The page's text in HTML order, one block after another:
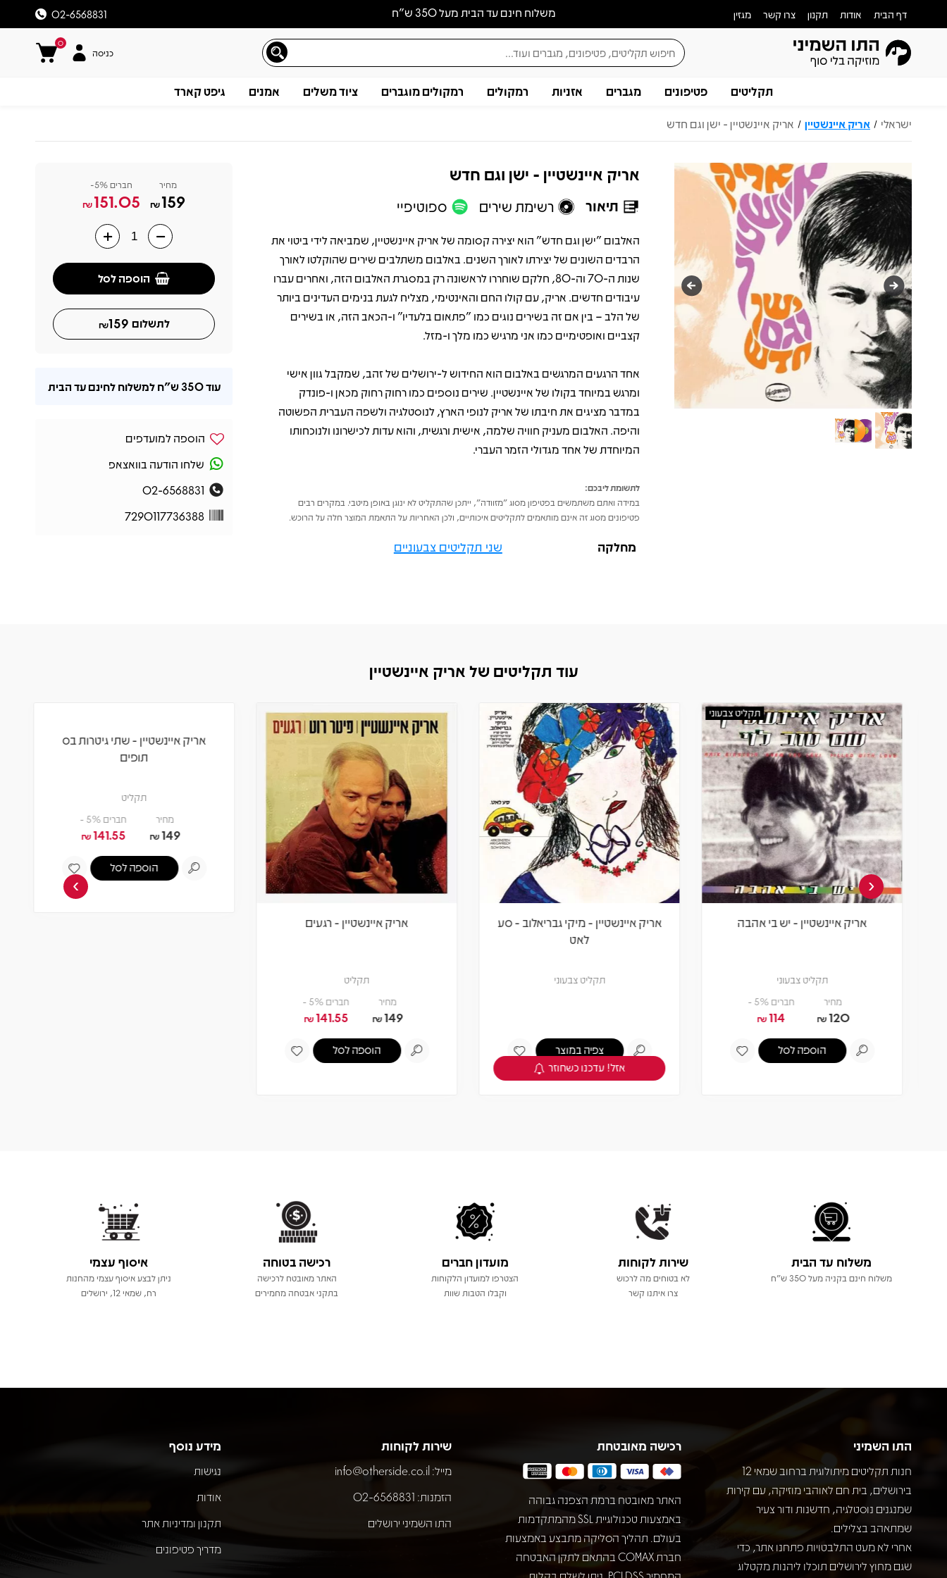
משלוח חינם עד הבית מעל 350 ש״ח דף הבית אודות תקנון צרו קשר מגזין 02-6568831
0
כניסה
תקליטים פטיפונים מגברים אזניות רמקולים רמקולים מוגברים ציוד משלים אמנים גיפט קארד
ישראלי / אריק איינשטיין / אריק איינשטיין - ישן וגם חדש
אריק איינשטיין - ישן וגם חדש
תיאור רשימת שירים ספוטיפיי
תיאור
האלבום "ישן וגם חדש" הוא יצירה קסומה של אריק איינשטיין, שמביאה לידי ביטוי את
הרבדים השונים של יצירתו לאורך השנים. באלבום משתלבים שירים שהוקלטו לאורך
שנות ה-70 וה-80, חלקם שוחררו לראשונה רק במסגרת האלבום הזה, ואחרים עברו
עיבודים חדשים. אריק, עם קולו החם והאינטימי, מצליח לגעת בנימים העדינים ביותר
של הלב – בין אם זה בשירים נוגים כמו "פתאום בלעדיו" ו-הכאב הזה, או בשירים
קצביים ואופטימיים כמו אני מרגיש כמו מלך ו-מזל.
אחד הרגעים המרגשים באלבום הוא החידוש ל-ירושלים של זהב, שמקבל גוון אישי
ומרגש במיוחד בקולו של איינשטיין. שירים נוספים כמו רחוק רחוק מכאן ו-פונדק
במדבר מציגים את חיבתו של אריק לנופי הארץ, לנוסטלגיה ולשפה העברית הפשוטה
והיפה. האלבום מעניק חוויה שלמה, אישית ורגשית, והוא עדות לכישרונו ולנוכחותו
המיוחדת של אחד מגדולי הזמר העברי.
לתשומת ליבכם:
במידה ואתם משתמשים בפטיפון מסוג "מזוודה", ייתכן שהתקליט לא ינוגן באופן מיטבי. במקרים רבים
פטיפונים מסוג זה אינם מותאמים לתקליטים איכותיים, ולכן האחריות על התאמת המוצר חלה על הרוכש.
מחלקה שני תקליטים צבעוניים
מחיר
159
₪
חברים 5%-
151.05
₪
הוספה לסל
לתשלום 159
₪
עוד350 ש"ח למשלוח לחינם עד הבית
הוספה למועדפים
שלחו הודעה בוואצאפ
02-6568831
7290117736388
עוד תקליטים של אריק איינשטיין
אריק איינשטיין - יש בי אהבה
תקליט צבעוני
מחיר
120
₪
חברים 5% -
114
₪
הוספה לסל
תקליט צבעוני
אריק איינשטיין - מיקי גבריאלוב - סע
לאט
תקליט צבעוני
צפיה במוצר
אזל! עדכנו כשחוזר
אריק איינשטיין - רגעים
תקליט
מחיר
149
₪
חברים 5% -
141.55
₪
הוספה לסל
‹
›
משלוח עד הבית
משלוח חינם בקניה מעל 350 ש"ח
שירות לקוחות
לא בטוחים מה לרכוש
צרו איתנו קשר
מועדון חברים
הצטרפו למועדון הלקוחות
וקבלו הטבות שוות
רכישה בטוחה
האתר מאובטח לרכישה
בתקני אבטחה מחמירים
איסוף עצמי
ניתן לבצע איסוף עצמי מהחנות
רח, שמאי 12, ירושלים
התו השמיני
חנות תקליטים מיתולוגית ברחוב שמאי 12
בירושלים, בית חם לאוהבי מוזיקה, עם קירות
שמנגנים נוסטלגיה, חדשנות ודור צעיר
שמתאהב בצלילים.
אחרי לא מעט התלבטויות פתחנו אתר, כדי
שגם מחוץ לירושלים תוכלו ליהנות מקטלוג
רכישה מאובטחת
האתר מאובטח ברמת הצפנה גבוהה
באמצעות טכנולוגיית SSL מהמתקדמות
בעולם. תהליך הסליקה מתבצע באמצעות
חברת COMAX בהתאם לתקן האבטחה
שירות לקוחות
מייל: info@otherside.co.il
הזמנות: 02-6568831
התו השמיני ירושלים
מידע נוסף
נגישות
אודות
תקנון ומדיניות אתר
מדריך פטיפונים